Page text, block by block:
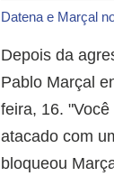
Datena e Marçal
Depois da
Pablo Marçal
feira, 16.
atacado com
bloqueou